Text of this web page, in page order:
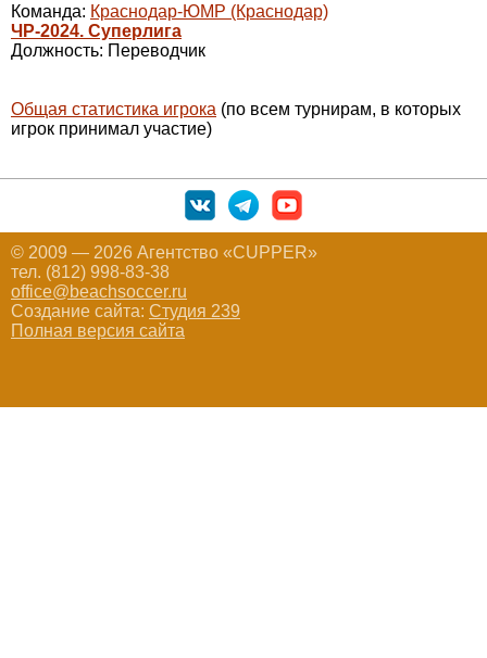
Команда: Краснодар-ЮМР (Краснодар)
ЧР-2024. Суперлига
Должность: Переводчик
Общая статистика игрока (по всем турнирам, в которых
игрок принимал участие)
© 2009 — 2026 Агентство «CUPPER»
тел. (812) 998-83-38
office@beachsoccer.ru
Создание сайта: Студия 239
Полная версия сайта